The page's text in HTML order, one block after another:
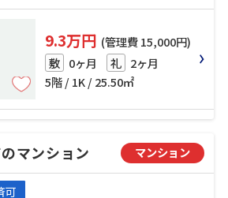
9.3万円 (管理費 15,000円)
敷 0ヶ月 礼 2ヶ月
5階 / 1K / 25.50㎡
マンション マンション
可